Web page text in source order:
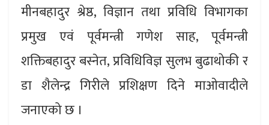
मीनबहादुर श्रेष्ठ, विज्ञान तथा प्रविधि विभागका
प्रमुख एवं पूर्वमन्त्री गणेश साह, पूर्वमन्त्री
शक्तिबहादुर बस्नेत, प्रविधिविज्ञ सुलभ बुढाथोकी र
डा शैलेन्द्र गिरीले प्रशिक्षण दिने माओवादीले
जनाएको छ ।